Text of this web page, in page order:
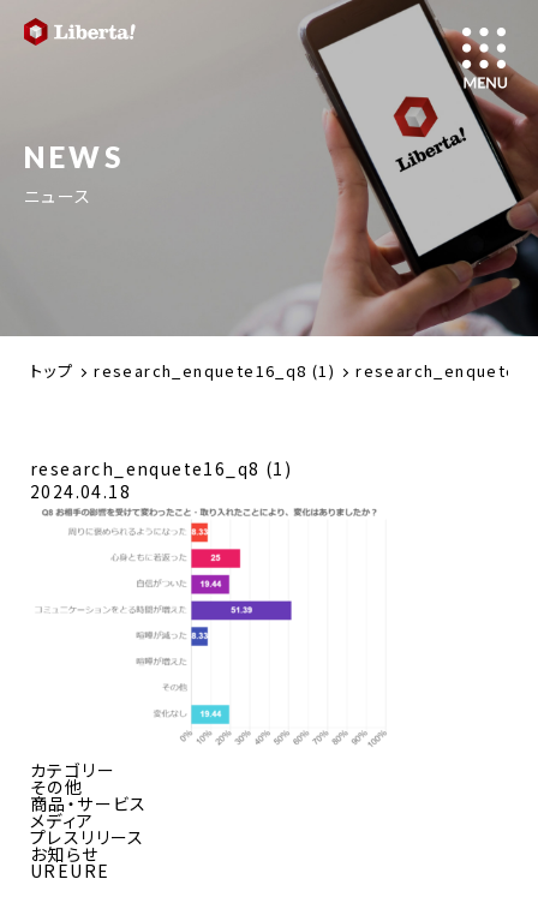
NEWS
ニュース
トップ research_enquete16_q8 (1)
research_enquete16_q8 (1)
2024.04.18
カテゴリー
その他
商品・サービス
メディア
プレスリリース
お知らせ
UREURE